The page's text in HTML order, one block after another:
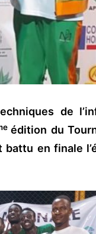
de
édition du
en finale